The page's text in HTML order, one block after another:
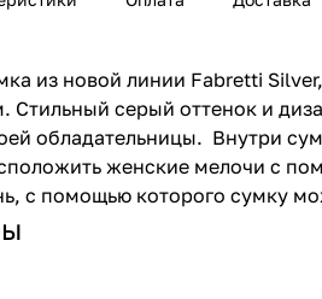
из новой линии Fabretti
серый оттенок и
обладательницы. Внутри
женские мелочи с
с помощью которого сумку